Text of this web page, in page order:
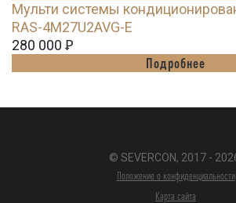
Мульти системы
RAS-4M27U2AVG-E
280 000 Ꝑ
Подробнее
© SEVERCON, 2017 -
Положение о конфиденциальности
Карта сайта